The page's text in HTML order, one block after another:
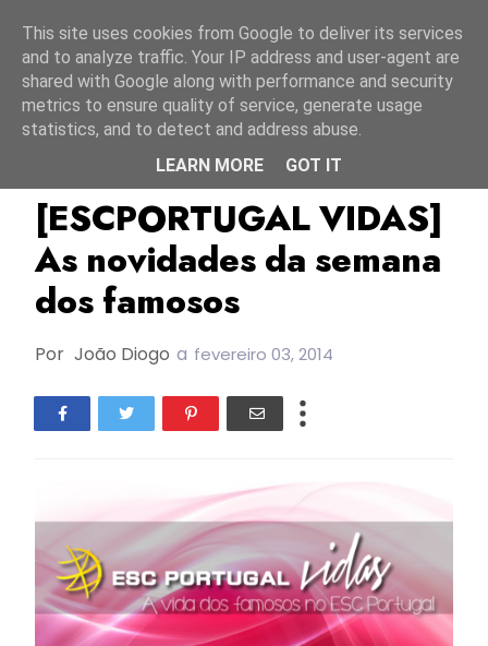
ESC Portugal Vidas
[ESCPORTUGAL VIDAS]
As novidades da semana
dos famosos
Por João Diogo a fevereiro 03, 2014
This site uses cookies from Google to deliver its services
and to analyze traffic. Your IP address and user-agent are
shared with Google along with performance and security
metrics to ensure quality of service, generate usage
statistics, and to detect and address abuse.
LEARN MORE
GOT IT